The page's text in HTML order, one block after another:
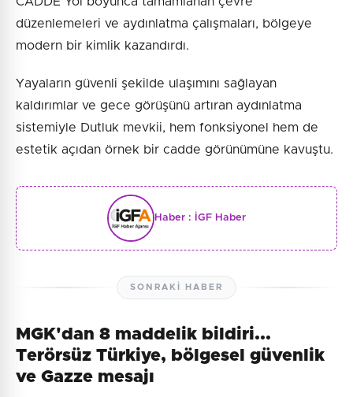
düzenlemeleri ve aydınlatma çalışmaları, bölgeye
modern bir kimlik kazandırdı.
Yayaların güvenli şekilde ulaşımını sağlayan
kaldırımlar ve gece görüşünü artıran aydınlatma
sistemiyle Dutluk mevkii, hem fonksiyonel hem de
estetik açıdan örnek bir cadde görünümüne kavuştu.
Haber : İGF Haber
SONRAKI HABER
MGK'dan 8 maddelik bildiri...
Terörsüz Türkiye, bölgesel güvenlik
ve Gazze mesajı